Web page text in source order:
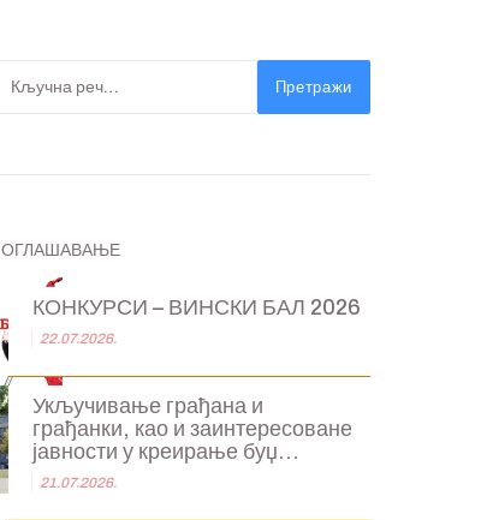
Претражи
ОГЛАШАВАЊЕ
КОНКУРСИ – ВИНСКИ БАЛ 2026
22.07.2026.
Укључивање грађана и
грађанки, као и заинтересоване
јавности у креирање буџ...
21.07.2026.